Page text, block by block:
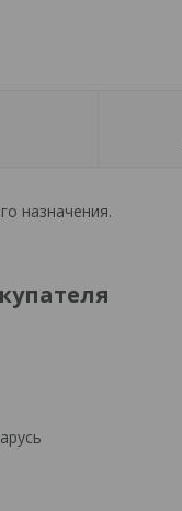
назначения.